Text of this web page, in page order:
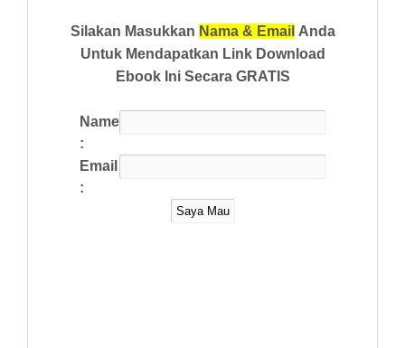
Silakan Masukkan Nama & Email Anda
Untuk Mendapatkan Link Download
Ebook Ini Secara GRATIS
Name
:
Email
: